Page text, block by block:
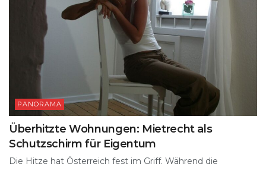
PANORAMA
Überhitzte Wohnungen: Mietrecht als
Schutzschirm für Eigentum
Die Hitze hat Österreich fest im Griff. Während die